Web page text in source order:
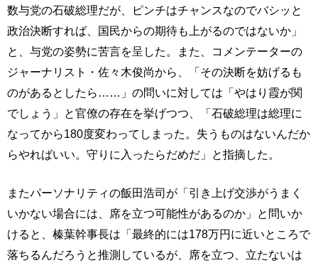
数与党の石破総理だが、ピンチはチャンスなのでバシッと
政治決断すれば、国民からの期待も上がるのではないか」
と、与党の姿勢に苦言を呈した。また、コメンテーターの
ジャーナリスト・佐々木俊尚から、「その決断を妨げるも
のがあるとしたら……」の問いに対しては「やはり霞が関
でしょう」と官僚の存在を挙げつつ、「石破総理は総理に
なってから180度変わってしまった。失うものはないんだか
らやればいい。守りに入ったらだめだ」と指摘した。
またパーソナリティの飯田浩司が「引き上げ交渉がうまく
いかない場合には、席を立つ可能性があるのか」と問いか
けると、榛葉幹事長は「最終的には178万円に近いところで
落ちるんだろうと推測しているが、席を立つ、立たないは